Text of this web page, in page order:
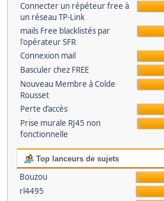
Connecter un répéteur free à
un réseau TP-Link
mails Free blacklistés par
l'opérateur SFR
Connexion mail
Basculer chez FREE
Nouveau Membre à Colde
Rousset
Perte d’accès
Prise murale RJ45 non
fonctionnelle
Top lanceurs de sujets
Bouzou
rl4495